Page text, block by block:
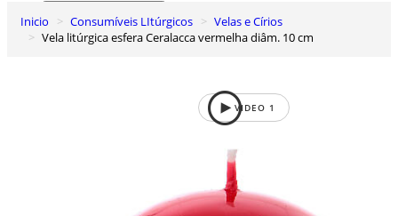
0
Carrinho de Compras
Inicio Consumíveis LItúrgicos
Velas e Círios
Vela litúrgica esfera Ceralacca vermelha diâm. 10 cm
VIDEO 1